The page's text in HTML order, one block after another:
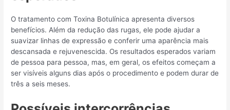
O tratamento com Toxina Botulínica apresenta diversos
benefícios. Além da redução das rugas, ele pode ajudar a
suavizar linhas de expressão e conferir uma aparência mais
descansada e rejuvenescida. Os resultados esperados variam
de pessoa para pessoa, mas, em geral, os efeitos começam a
ser visíveis alguns dias após o procedimento e podem durar de
três a seis meses.